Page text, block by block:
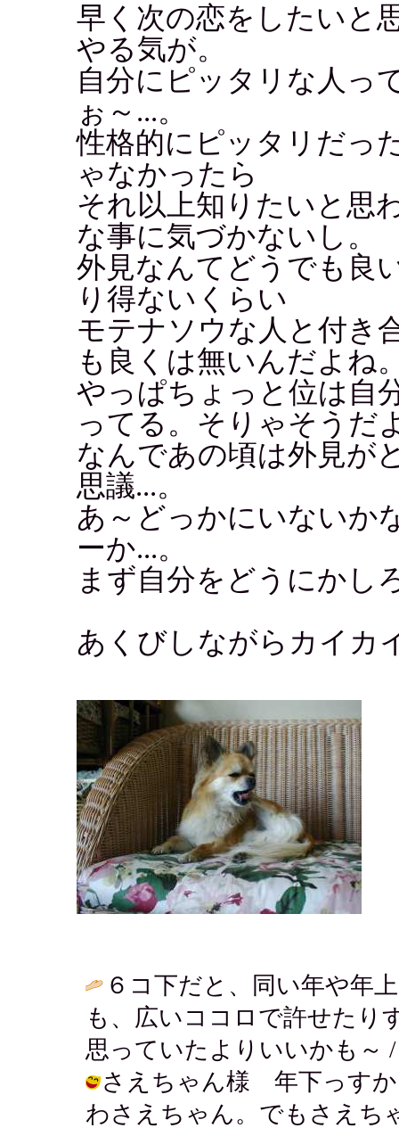
早く次の恋をしたいと
やる気が。
自分にピッタリな人っ
ぉ～...。
性格的にピッタリだっ
ゃなかったら
それ以上知りたいと思
な事に気づかないし。
外見なんてどうでも良
り得ないくらい
モテナソウな人と付き
も良くは無いんだよね
やっぱちょっと位は自
ってる。そりゃそうだ
なんであの頃は外見が
思議...。
あ～どっかにいないか
ーか...。
まず自分をどうにかし
あくびしながらカイカ
６コ下だと、同い年や年
も、広いココロで許せた
思っていたよりいいかも～
さえちゃん様 年下っすか
わさえちゃん。でもさえち